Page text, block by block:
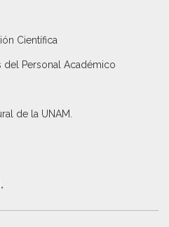
Científica
del Personal Académico
de la UNAM.